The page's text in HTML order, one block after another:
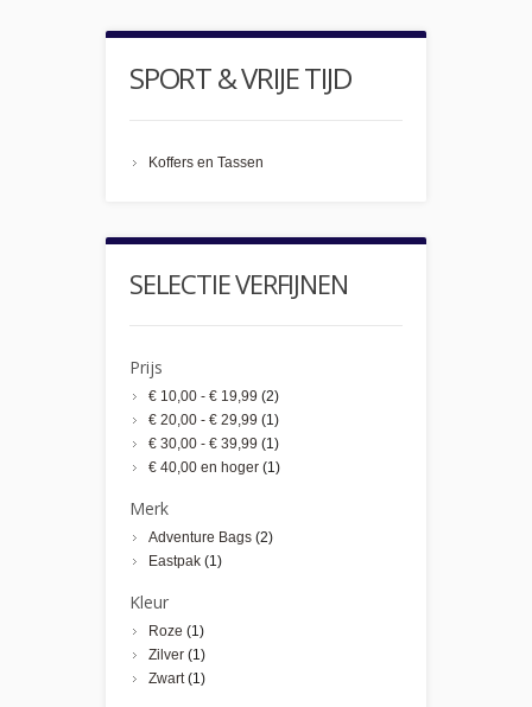
SPORT & VRIJE TIJD
Koffers en Tassen
SELECTIE VERFIJNEN
Prijs
€ 10,00 - € 19,99 (2)
€ 20,00 - € 29,99 (1)
€ 30,00 - € 39,99 (1)
€ 40,00 en hoger (1)
Merk
Adventure Bags (2)
Eastpak (1)
Kleur
Roze (1)
Zilver (1)
Zwart(1)